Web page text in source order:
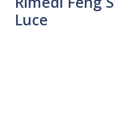
Luce